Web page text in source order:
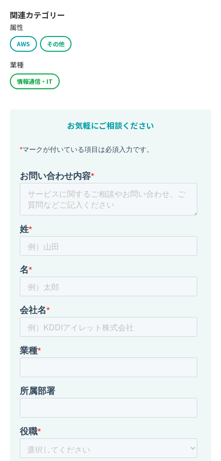
関連カテゴリー
属性
AWS その他
業種
情報通信・IT
お気軽にご相談ください